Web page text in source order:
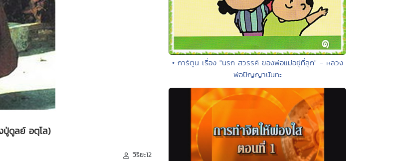
ปู่ดูลย์ อตุโล)
วิริยะ12
• การ์ตูน เรื่อง "นรก สวรรค์ ของพ่อแม่อยู่ที่ลูก" - หลวง
พ่อปัญญานันทะ